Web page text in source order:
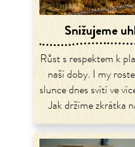
Snižujeme
Růst s respektem k
naší doby. I my
slunce dnes svítí ve
Jak držíme zkrátka